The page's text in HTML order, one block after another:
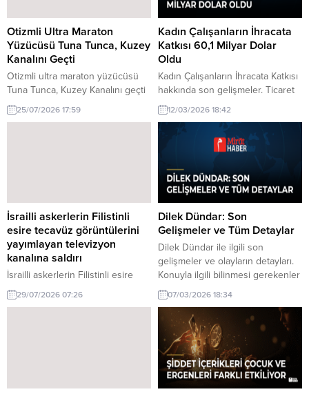
Otizmli Ultra Maraton
Yüzücüsü Tuna Tunca, Kuzey
Kanalını Geçti
Otizmli ultra maraton yüzücüsü
Tuna Tunca, Kuzey Kanalını geçti
hakkında son gelişmeler. Otizmli
ultra maraton yüzücüsü Tuna
25/07/2026 17:59
Kadın Çalışanların İhracata
Katkısı 60,1 Milyar Dolar
Oldu
Kadın Çalışanların İhracata Katkısı
hakkında son gelişmeler. Ticaret
Bakanı Bolat, kadın çalışanların
Türkiye'nin ihracatına 60,1 milyar
dolar katkı sağladığını belirtti. Bu
başarı, kadın iş gücünün
ekonomiye olan etkisini bir kez
daha gözler önüne seriyor.
12/03/2026 18:42
İsrailli askerlerin Filistinli
esire tecavüz görüntülerini
yayımlayan televizyon
kanalına saldırı
İsrailli askerlerin Filistinli esire
tecavüz görüntülerini yayımlayan
televizyon kanalına saldırı
29/07/2026 07:26
Dilek Dündar: Son
Gelişmeler ve Tüm Detaylar
Dilek Dündar ile ilgili son
gelişmeler ve olayların detayları.
Konuyla ilgili bilinmesi gerekenler
ve gelecek adımlar burada.
07/03/2026 18:34